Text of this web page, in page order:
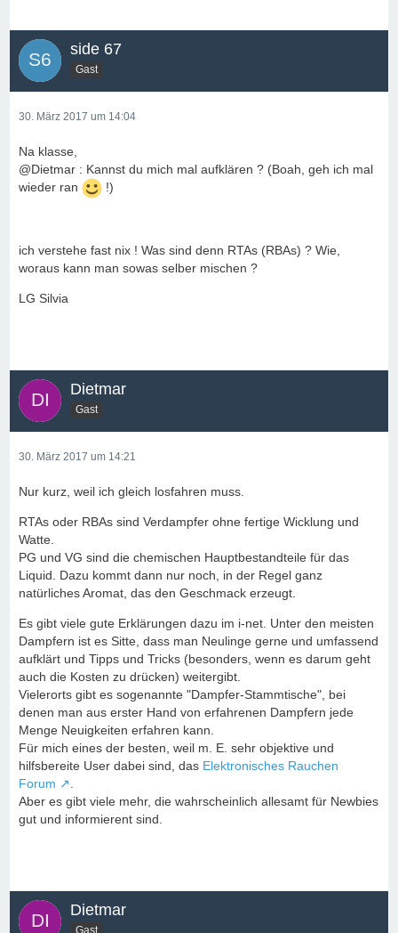
side 67
Gast
30. März 2017 um 14:04
Na klasse,
@Dietmar : Kannst du mich mal aufklären ? (Boah, geh ich mal
wieder ran
!)
ich verstehe fast nix ! Was sind denn RTAs (RBAs) ? Wie,
woraus kann man sowas selber mischen ?
LG Silvia
Dietmar
Gast
30. März 2017 um 14:21
Nur kurz, weil ich gleich losfahren muss.
RTAs oder RBAs sind Verdampfer ohne fertige Wicklung und
Watte.
PG und VG sind die chemischen Hauptbestandteile für das
Liquid. Dazu kommt dann nur noch, in der Regel ganz
natürliches Aromat, das den Geschmack erzeugt.
Es gibt viele gute Erklärungen dazu im i-net. Unter den meisten
Dampfern ist es Sitte, dass man Neulinge gerne und umfassend
aufklärt und Tipps und Tricks (besonders, wenn es darum geht
auch die Kosten zu drücken) weitergibt.
Vielerorts gibt es sogenannte "Dampfer-Stammtische", bei
denen man aus erster Hand von erfahrenen Dampfern jede
Menge Neuigkeiten erfahren kann.
Für mich eines der besten, weil m. E. sehr objektive und
hilfsbereite User dabei sind, das Elektronisches Rauchen
Forum
Aber es gibt viele mehr, die wahrscheinlich allesamt für Newbies
gut und informierent sind.
Dietmar
Gast